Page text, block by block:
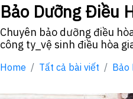
Bảo Dưỡng Điều
Chuyên bảo dưỡng điều
công ty_vệ sinh điều hòa
Home Tất cả bài viết Bảo